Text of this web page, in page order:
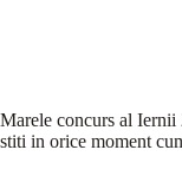
Marele concurs al Iernii
stiti in orice moment